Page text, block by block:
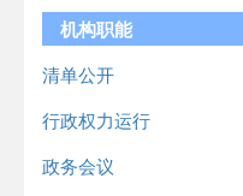
机构职能
清单公开
行政权力运行
政务会议